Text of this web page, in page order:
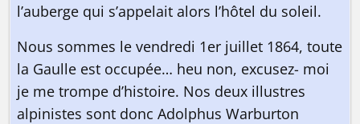
l’auberge qui s’appelait alors l’hôtel du soleil.
Nous sommes le vendredi 1er juillet 1864, toute
la Gaulle est occupée… heu non, excusez- moi
je me trompe d’histoire. Nos deux illustres
alpinistes sont donc Adolphus Warburton